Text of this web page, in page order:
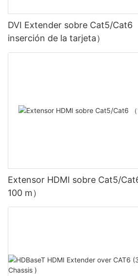
DVI Extender sobre Cat5/Cat6
inserción de la tarjeta）
Extensor HDMI sobre Cat5/
100 m）